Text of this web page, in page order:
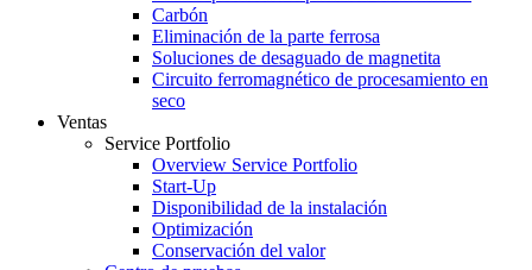
Carbón
Eliminación de la parte ferrosa
Soluciones de desaguado de magnetita
Circuito ferromagnético de procesamiento en
seco
Ventas
Service Portfolio
Overview Service Portfolio
Start-Up
Disponibilidad de la instalación
Optimización
Conservación del valor